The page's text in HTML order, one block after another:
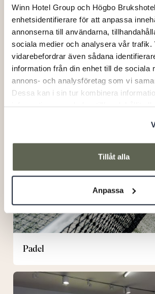
Winn Hotel Group och Högbo
enhetsidentifierare för att anpassa
annonserna till användarna,
sociala medier och analysera vår trafik.
vidarebefordrar även sådana
information från din enhet till de sociala
annons- och analysföretag som vi
Dessa kan i sin tur kombinera
Tillåt alla
Anpassa
Swimming in Högbo
Padel
Shops